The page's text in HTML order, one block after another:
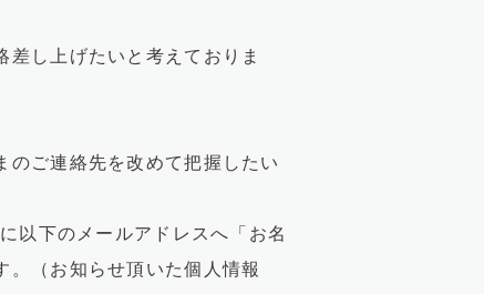
し上げたいと考えておりま
のご連絡先を改めて把握したい
以下のメールアドレスへ「お名
。（お知らせ頂いた個人情報